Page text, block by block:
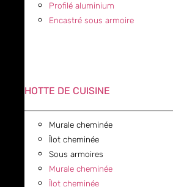
Profilé aluminium
Encastré sous armoire
HOTTE DE CUISINE
Murale cheminée
Îlot cheminée
Sous armoires
Murale cheminée
Îlot cheminée